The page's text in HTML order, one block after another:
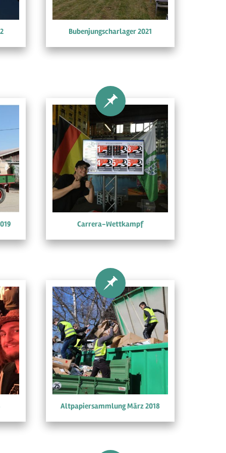
Bubenjungscharlager 2021
Carrera-Wettkampf
Altpapiersammlung März 2018